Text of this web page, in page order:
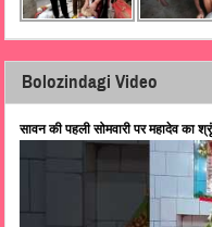
Bolozindagi Video
सावन की पहली सोमवारी पर महादेव का